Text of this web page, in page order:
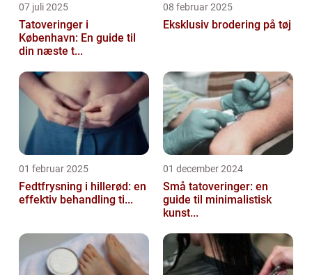
07 juli 2025
Tatoveringer i
København: En guide til
din næste t...
08 februar 2025
Eksklusiv brodering på tøj
01 februar 2025
Fedtfrysning i hillerød: en
effektiv behandling ti...
01 december 2024
Små tatoveringer: en
guide til minimalistisk
kunst...